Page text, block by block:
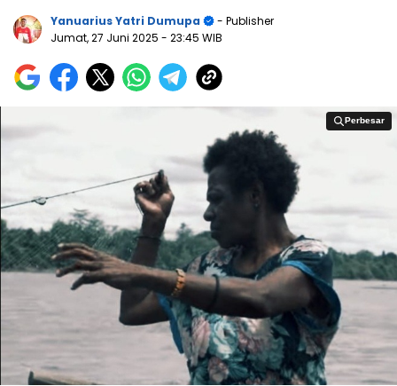
Yanuarius Yatri Dumupa
- Publisher
Jumat, 27 Juni 2025 - 23:45 WIB
Perbesar
Perbesar